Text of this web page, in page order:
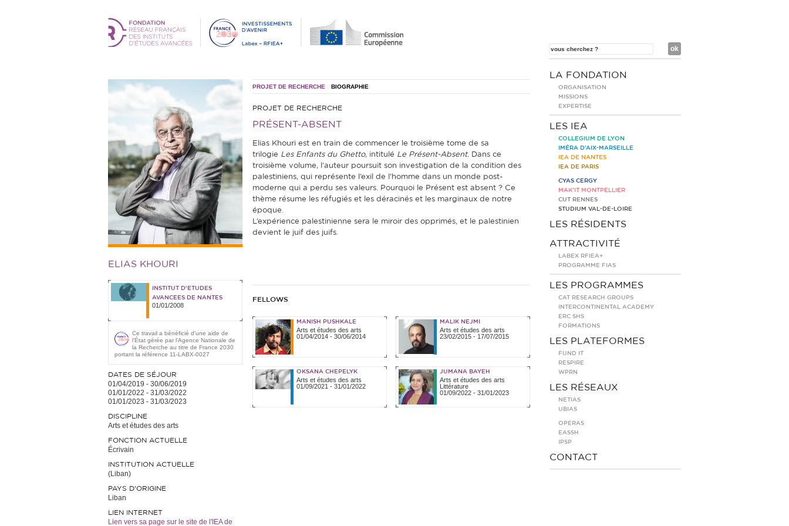
ELIAS KHOURI
INSTITUT D'ETUDES
AVANCEES DE NANTES
01/01/2008
Ce travail a bénéficié d'une aide de
l’État gérée par l'Agence Nationale de
la Recherche au titre de France 2030
portant la référence 11-LABX-0027
DATES DE SÉJOUR
01/04/2019 - 30/06/2019
01/01/2022 - 31/03/2022
01/01/2023 - 31/03/2023
DISCIPLINE
Arts et études des arts
FONCTION ACTUELLE
Écrivain
INSTITUTION ACTUELLE
(Liban)
PAYS D'ORIGINE
Liban
LIEN INTERNET
Lien vers sa page sur le site de l'IEA de
PROJET DE RECHERCHE BIOGRAPHIE
PROJET DE RECHERCHE
PRÉSENT-ABSENT
Elias Khouri est en train de commencer le troisième tome de sa
trilogie Les Enfants du Ghetto, intitulé Le Présent-Absent.Dans ce
troisième volume, l’auteur poursuit son investigation de la condition des
palestiniens, qui représente l’exil de l’homme dans un monde post-
moderne qui a perdu ses valeurs. Pourquoi le Présent est absent ? Ce
thème résume les réfugiés et les déracinés et les marginaux de notre
époque.
L’expérience palestinienne sera le miroir des opprimés, et le palestinien
devient le juif des juifs.
FELLOWS
MANISH PUSHKALE
Arts et études des arts
01/04/2014- 30/06/2014
MALIK NEJMI
Arts et études des arts
23/02/2015- 17/07/2015
OKSANA CHEPELYK
Arts et études des arts
01/09/2021 - 31/01/2022
JUMANA BAYEH
Arts et études des arts
Littérature
01/09/2022- 31/01/2023
LA FONDATION
ORGANISATION
MISSIONS
EXPERTISE
LES IEA
COLLEGIUM DE LYON
IMÉRA D’AIX-MARSEILLE
IEA DE NANTES
IEA DE PARIS
CYAS CERGY
MAK’IT MONTPELLIER
CUT RENNES
STUDIUM VAL-DE-LOIRE
LES RÉSIDENTS
ATTRACTIVITÉ
LABEX RFIEA+
PROGRAMME FIAS
LES PROGRAMMES
CAT RESEARCH GROUPS
INTERCONTINENTAL ACADEMY
ERC SHS
FORMATIONS
LES PLATEFORMES
FUND IT
RESPIRE
WPRN
LES RÉSEAUX
NETIAS
UBIAS
OPERAS
EASSH
IPSP
CONTACT